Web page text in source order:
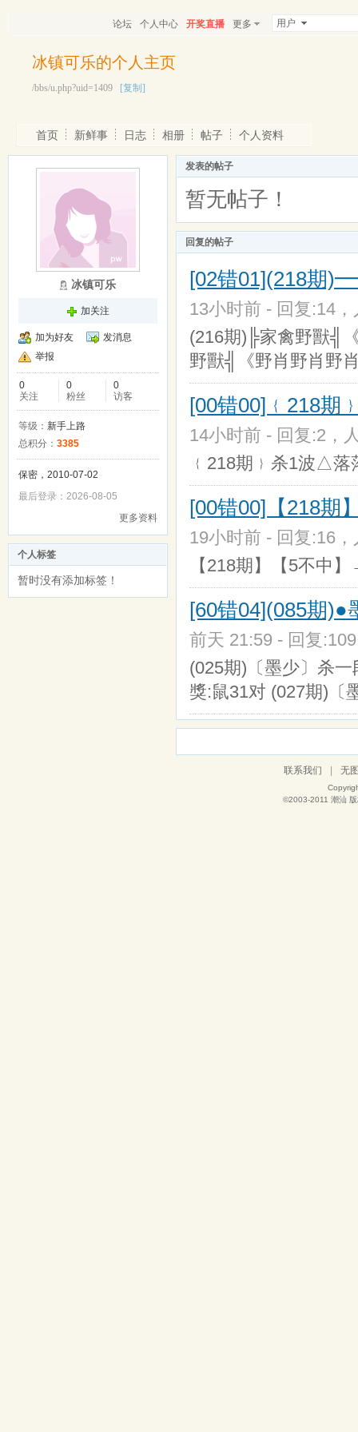
论坛 个人中心 开奖直播 更多 用户
冰镇可乐的个人主页
/bbs/u.php?uid=1409 [复制]
首页 新鲜事 日志 相册 帖子 个人资料
冰镇可乐
加关注
加为好友
发消息
举报
0
关注
0
粉丝
0
访客
等级： 新手上路
总积分： 3385
保密，2010-07-02
最后登录：2026-08-05
更多资料
个人标签
暂时没有添加标签！
发表的帖子
暂无帖子！
回复的帖子
[02错01](218期
13小时前 - 回复:14
(216期)╠家禽野獸╣
野獸╣《野肖野肖野
[00错00]﹛218期
14小时前 - 回复:2，
﹛218期﹜杀1波△
[00错00]【218期
19小时前 - 回复:16
【218期】【5不
[60错04](085期)●
前天 21:59 - 回复
(025期)〔墨少〕杀
獎:鼠31对 (027期)〔
联系我们 无
©2003-2011 潮汕